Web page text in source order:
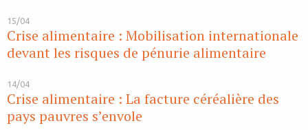
15/04
Crise alimentaire : Mobilisation internationale
devant les risques de pénurie alimentaire
14/04
Crise alimentaire : La facture céréalière des
pays pauvres s’envole